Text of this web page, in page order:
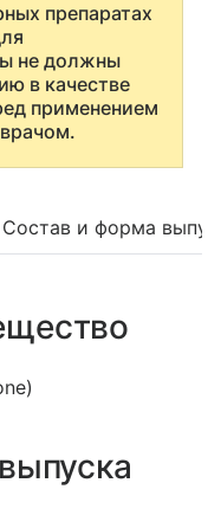
препаратах
не должны
в качестве
применением
Состав и форма